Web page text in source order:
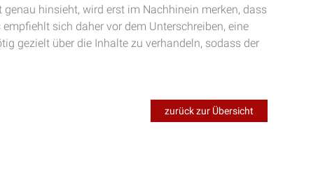
hinsieht, wird erst im Nachhinein merken, dass
sich daher vor dem Unterschreiben, eine
gezielt über die Inhalte zu verhandeln, sodass der
zurück zur Übersicht